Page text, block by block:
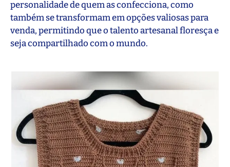
personalidade de quem as confecciona, como
também se transformam em opções valiosas para
venda, permitindo que o talento artesanal floresça e
seja compartilhado com o mundo.